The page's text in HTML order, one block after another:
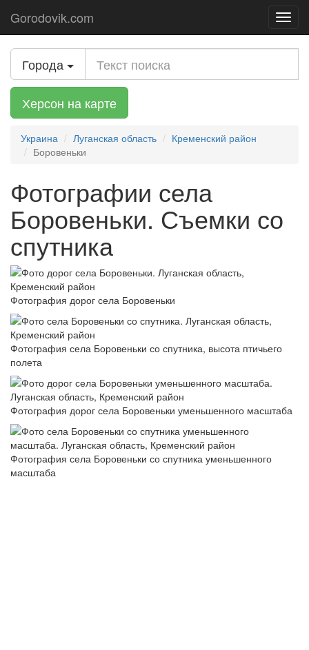
Gorodovik.com
Города
Херсон на карте
Украина Луганская область
Кременский район
Боровеньки
Фотографии села
Боровеньки. Съемки со
спутника
Фотография дорог села Боровеньки
Фотография села Боровеньки со спутника, высота птичьего
полета
Фотография дорог села Боровеньки уменьшенного масштаба
Фотография села Боровеньки со спутника уменьшенного
масштаба